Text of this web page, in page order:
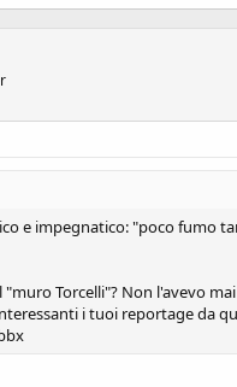
e impegnatico: "poco fumo
"muro Torcelli"? Non l'avevo
i tuoi reportage da